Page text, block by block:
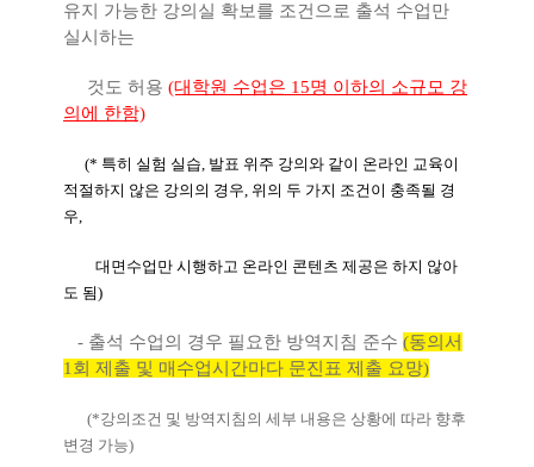
유지 가능한 강의실 확보를 조건으로 출석 수업만
실시하는
것도 허용 (대학원 수업은 15명 이하의 소규모 강
의에 한함)
(* 특히 실험 실습, 발표 위주 강의와 같이 온라인 교육이
적절하지 않은 강의의 경우, 위의 두 가지 조건이 충족될 경
우,
대면수업만 시행하고 온라인 콘텐츠 제공은 하지 않아
도 됨)
- 출석 수업의 경우 필요한 방역지침 준수 (동의서
1회 제출 및 매수업시간마다 문진표 제출 요망)
(*강의조건 및 방역지침의 세부 내용은 상황에 따라 향후
변경 가능)